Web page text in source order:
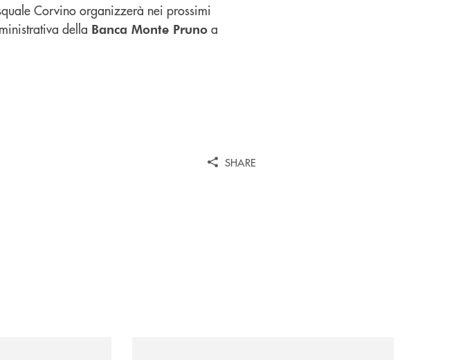
Corvino organizzerà nei prossimi
della Banca Monte Pruno a
SHARE